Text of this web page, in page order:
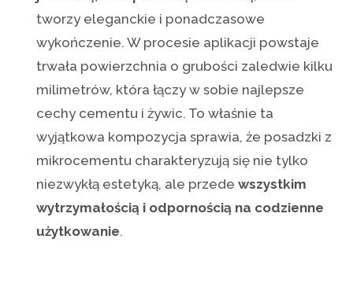
tworzy eleganckie i ponadczasowe
wykończenie. W procesie aplikacji powstaje
trwała powierzchnia o grubości zaledwie kilku
milimetrów, która łączy w sobie najlepsze
cechy cementu i żywic. To właśnie ta
wyjątkowa kompozycja sprawia, że posadzki z
mikrocementu charakteryzują się nie tylko
niezwykłą estetyką, ale przedewszystkim
wytrzymałością i odpornością na codzienne
użytkowanie.